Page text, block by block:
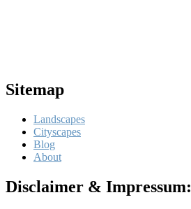
Sitemap
Landscapes
Cityscapes
Blog
About
Disclaimer & Impressum: